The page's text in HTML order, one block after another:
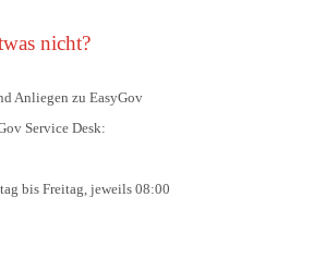
nicht?
Anliegen zu EasyGov
Service Desk:
bis Freitag, jeweils 08:00